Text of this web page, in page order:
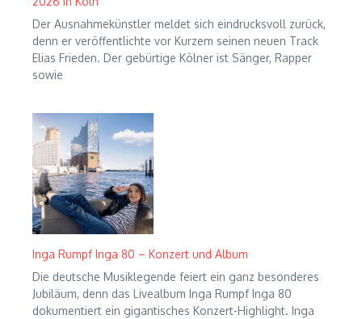
Der Ausnahmekünstler meldet sich eindrucksvoll zurück,
denn er veröffentlichte vor Kurzem seinen neuen Track
Elias Frieden. Der gebürtige Kölner ist Sänger, Rapper
sowie
Inga Rumpf Inga 80 – Konzert und Album
Die deutsche Musiklegende feiert ein ganz besonderes
Jubiläum, denn das Livealbum Inga Rumpf Inga 80
dokumentiert ein gigantisches Konzert-Highlight. Inga